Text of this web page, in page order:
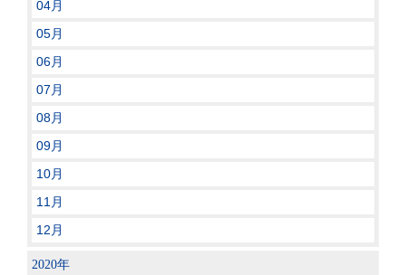
04月
05月
06月
07月
08月
09月
10月
11月
12月
2020年